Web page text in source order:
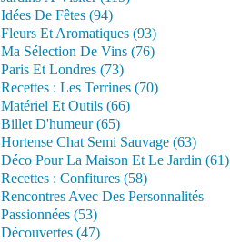
Idées De Fêtes (94)
Fleurs Et Aromatiques (93)
Ma Sélection De Vins (76)
Paris Et Londres (73)
Recettes : Les Terrines (70)
Matériel Et Outils (66)
Billet D'humeur (65)
Hortense Chat Semi Sauvage (63)
Déco Pour La Maison Et Le Jardin (61)
Recettes : Confitures (58)
Rencontres Avec Des Personnalités
Passionnées (53)
Découvertes (47)